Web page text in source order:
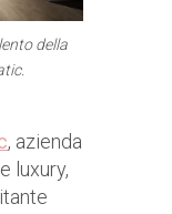
della
, azienda
luxury,